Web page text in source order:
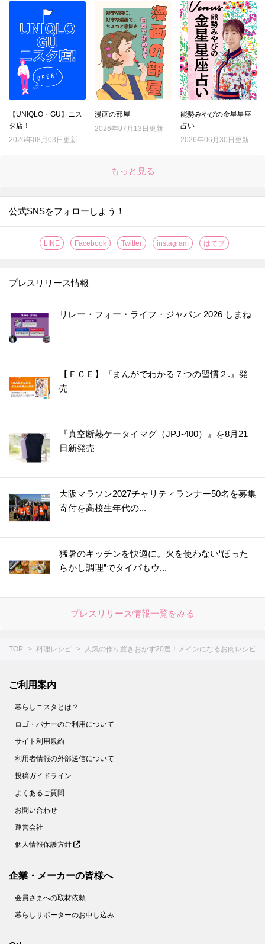
【UNIQLO・GU】ニス
タ店！
2026年08月03日更新
漫画の部屋
2026年07月13日更新
能勢みやびの金星星座
占い
2026年06月30日更新
もっと見る
公式SNSをフォローしよう！
LINE Facebook Twitter instagram はてブ
プレスリリース情報
リレー・フォー・ライフ・ジャパン 2026 しまね
【ＦＣＥ】『まんがでわかる７つの習慣２.』発
売
『真空断熱ケータイマグ（JPJ-400）』を8月21
日新発売
大阪マラソン2027チャリティランナー50名を募集
寄付を高校生年代の...
猛暑のキッチンを快適に。火を使わない“ほった
らかし調理”でタイパもウ...
プレスリリース情報一覧をみる
TOP 料理レシピ 人気の作り置きおかず20選！メインになるお肉レシピ
ご利用案内
暮らしニスタとは？
ロゴ・バナーのご利用について
サイト利用規約
利用者情報の外部送信について
投稿ガイドライン
よくあるご質問
お問い合わせ
運営会社
個人情報保護方針
企業・メーカーの皆様へ
会員さまへの取材依頼
暮らしサポーターのお申し込み